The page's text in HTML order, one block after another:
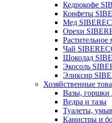
Кедрокофе
Конфеты
Мед
Орехи
Чай
Шоколад
Экосоль
Эликсир
Хозяйственные
Вазы, горшки
Ведра и тазы
Туалеты,
Канистры и